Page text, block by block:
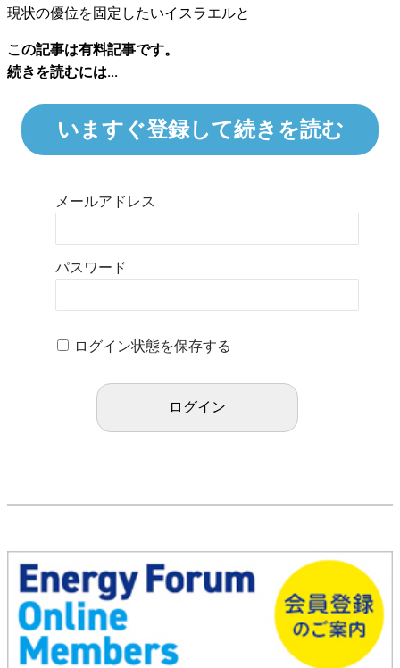
現状の優位を固定したいイスラエルと
この記事は有料記事です。
続きを読むには...
いますぐ登録して続きを読む
メールアドレス
パスワード
ログイン状態を保存する